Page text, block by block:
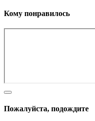
Кому понравилось
Пожалуйста, подождите